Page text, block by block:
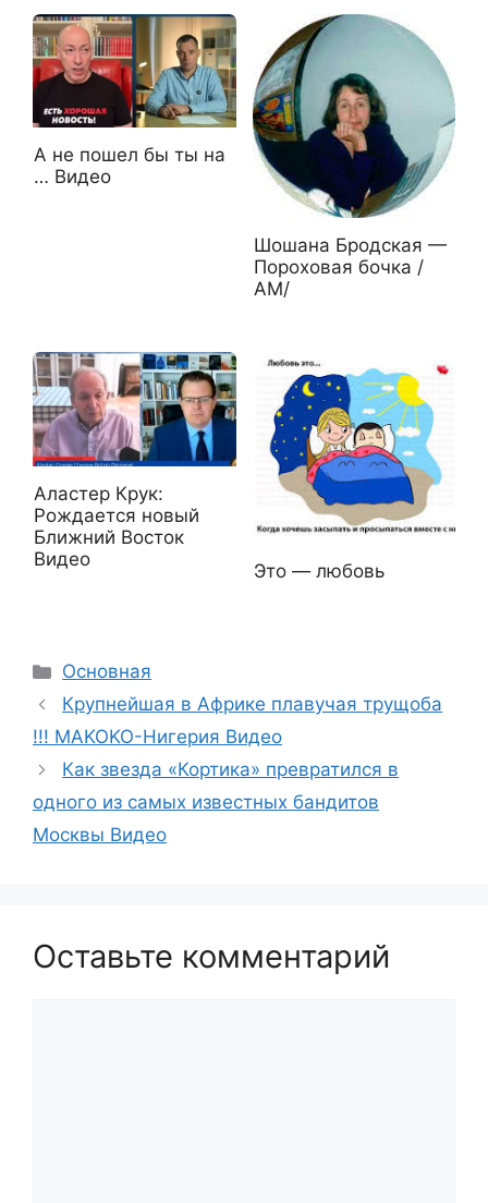
А не пошел бы ты на
… Видео
Шошана Бродская —
Пороховая бочка /
АМ/
Аластер Крук:
Рождается новый
Ближний Восток
Видео
Это — любовь
Рубрики
Основная
Крупнейшая в Африке плавучая трущоба
!!! MAKOKO-Нигерия Видео
Как звезда «Кортика» превратился в
одного из самых известных бандитов
Москвы Видео
Оставьте комментарий